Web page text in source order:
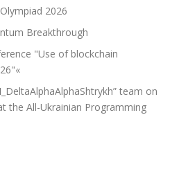
2026
Breakthrough
"Use of blockchain
team on
the All-Ukrainian Programming